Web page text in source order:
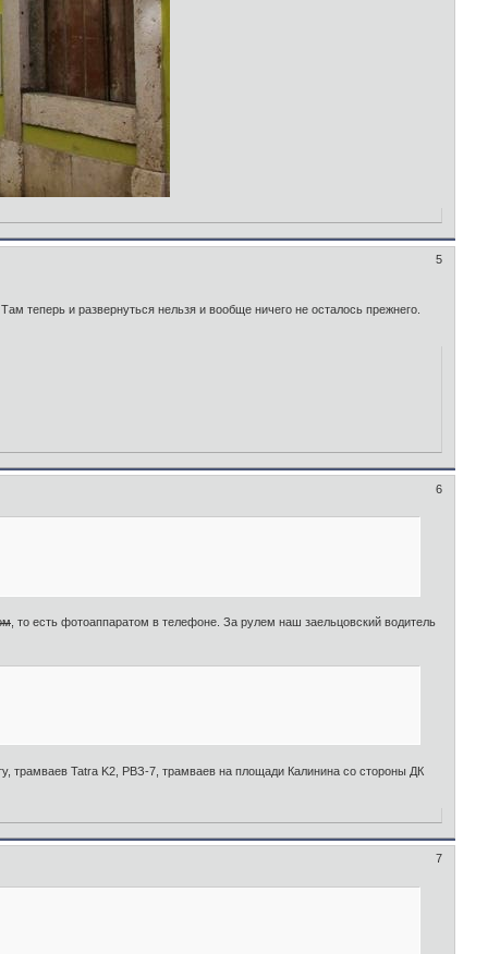
5
теперь и развернуться нельзя и вообще ничего не осталось прежнего.
6
, то есть фотоаппаратом в телефоне. За рулем наш заельцовский водитель
трамваев Tatra K2, РВЗ-7, трамваев на площади Калинина со стороны ДК
7